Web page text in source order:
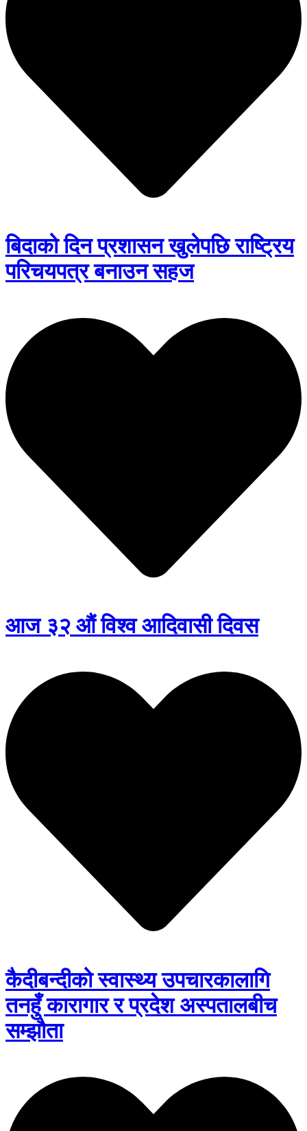
बिदाको दिन प्रशासन खुलेपछि राष्ट्रिय
परिचयपत्र बनाउन सहज
आज ३२ औं विश्व आदिवासी दिवस
कैदीबन्दीको स्वास्थ्य उपचारकालागि
तनहुँ कारागार र प्रदेश अस्पतालबीच
सम्झौता